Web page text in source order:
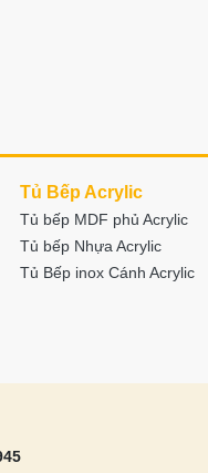
Tủ Bếp Acrylic
Tủ bếp MDF phủ Acrylic
Tủ bếp Nhựa Acrylic
Tủ Bếp inox Cánh Acrylic